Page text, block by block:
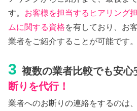
す。 お客様を担当するヒアリング
ムに関する資格を有しており、お
業者をご紹介することが可能です。
3 複数の業者比較でも安心
断りを代行！
業者へのお断りの連絡をするのは